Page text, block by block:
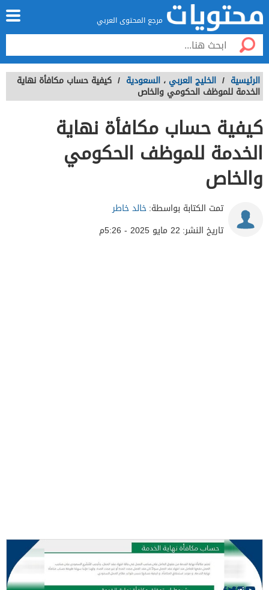
مرجع المحتوى العربي
الرئيسية / الخليج العربي ، السعودية / كيفية حساب مكافأة نهاية
الخدمة للموظف الحكومي والخاص
كيفية حساب مكافأة نهاية
الخدمة للموظف الحكومي
والخاص
تمت الكتابة بواسطة:خالد خاطر
تاريخ النشر: 22 مايو 2025 - 5:26م